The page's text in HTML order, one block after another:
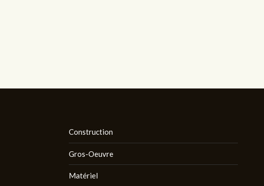
Construction
Gros-Oeuvre
Matériel